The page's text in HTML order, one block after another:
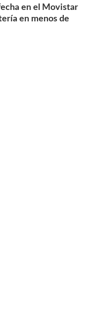
en el Movistar
en menos de